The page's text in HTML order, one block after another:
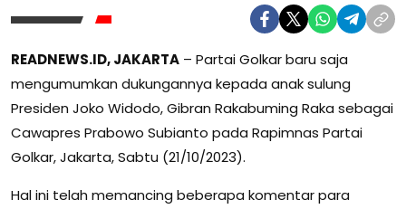
READNEWS.ID, JAKARTA – Partai Golkar baru saja
mengumumkan dukungannya kepada anak sulung
Presiden Joko Widodo, Gibran Rakabuming Raka sebagai
Cawapres Prabowo Subianto pada Rapimnas Partai
Golkar, Jakarta, Sabtu (21/10/2023).
Hal ini telah memancing beberapa komentar para